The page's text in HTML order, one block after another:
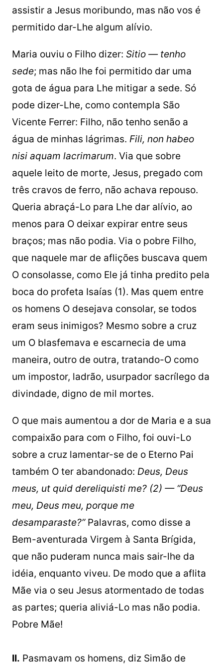
assistir a Jesus moribundo, mas não vos é
permitido dar-Lhe algum alívio.
Maria ouviu o Filho dizer: Sitio — tenho
sede; mas não lhe foi permitido dar uma
gota de água para Lhe mitigar a sede. Só
pode dizer-Lhe, como contempla São
Vicente Ferrer: Filho, não tenho senão a
água de minhas lágrimas. Fili, non habeo
nisi aquam lacrimarum. Via que sobre
aquele leito de morte, Jesus, pregado com
três cravos de ferro, não achava repouso.
Queria abraçá-Lo para Lhe dar alívio, ao
menos para O deixar expirar entre seus
braços; mas não podia. Via o pobre Filho,
que naquele mar de aflições buscava quem
O consolasse, como Ele já tinha predito pela
boca do profeta Isaías (1). Mas quem entre
os homens O desejava consolar, se todos
eram seus inimigos? Mesmo sobre a cruz
um O blasfemava e escarnecia de uma
maneira, outro de outra, tratando-O como
um impostor, ladrão, usurpador sacrílego da
divindade, digno de mil mortes.
O que mais aumentou a dor de Maria e a sua
compaixão para com o Filho, foi ouvi-Lo
sobre a cruz lamentar-se de o Eterno Pai
também O ter abandonado: Deus, Deus
meus, ut quid dereliquisti me? (2) — “Deus
meu, Deus meu, porque me
desamparaste?”Palavras, como disse a
Bem-aventurada Virgem à Santa Brígida,
que não puderam nunca mais sair-lhe da
idéia, enquanto viveu. De modo que a aflita
Mãe via o seu Jesus atormentado de todas
as partes; queria aliviá-Lo mas não podia.
Pobre Mãe!
II. Pasmavam os homens, diz Simão de